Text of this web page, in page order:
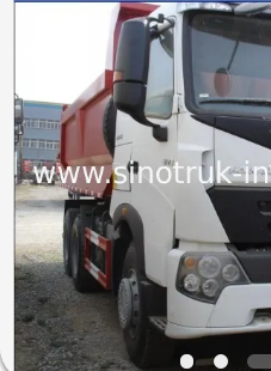
RUMAH
PRODUK
TENTANG
KAMI